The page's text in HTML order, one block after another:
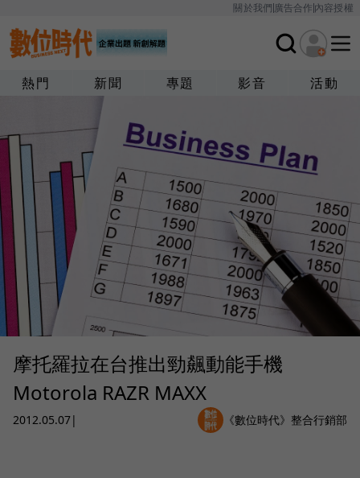
關於我們廣告合作內容授權
熱門 新聞 專題 影音 活動
摩托羅拉在台推出勁飆動能手機
Motorola RAZR MAXX
2012.05.07| 《數位時代》整合行銷部